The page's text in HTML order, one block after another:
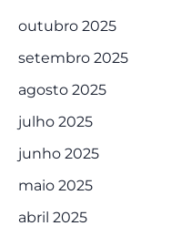
outubro 2025
setembro 2025
agosto 2025
julho 2025
junho 2025
maio 2025
abril 2025